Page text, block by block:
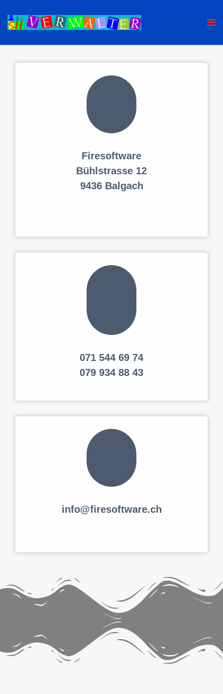
Firesoftware
Bühlstrasse 12
9436 Balgach
071 544 69 74
079 934 88 43
info@firesoftware.ch